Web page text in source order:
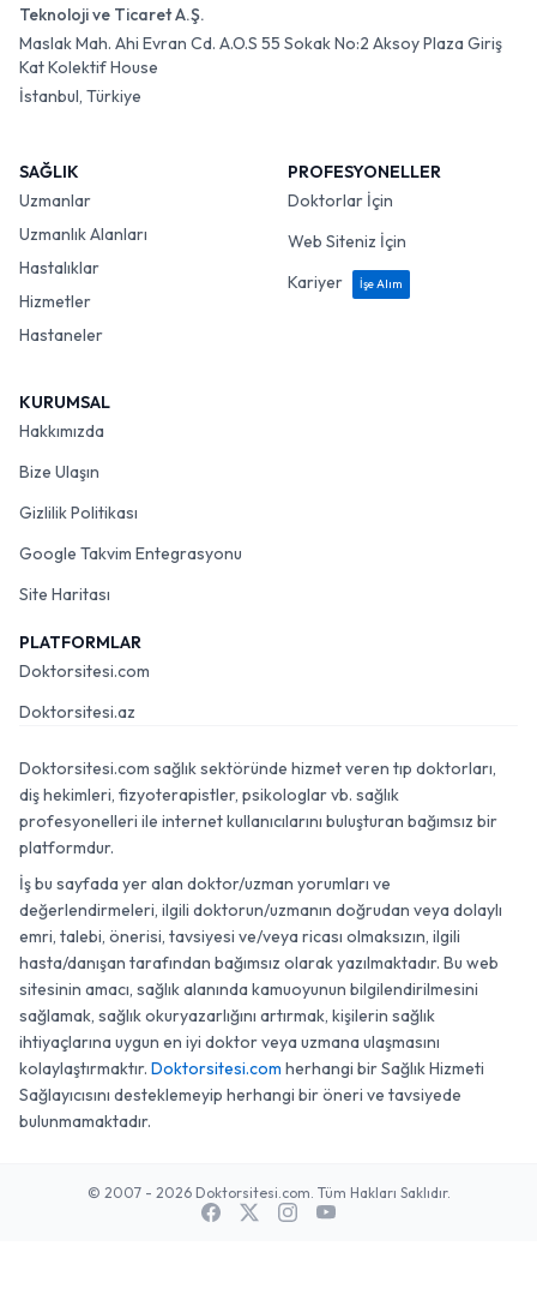
Teknoloji ve Ticaret A.Ş.
Maslak Mah. Ahi Evran Cd. A.O.S 55 Sokak No:2 Aksoy Plaza Giriş
Kat Kolektif House
İstanbul, Türkiye
SAĞLIK
Uzmanlar
Uzmanlık Alanları
Hastalıklar
Hizmetler
Hastaneler
PROFESYONELLER
Doktorlar İçin
Web Siteniz İçin
Kariyer
İşe Alım
KURUMSAL
Hakkımızda
Bize Ulaşın
Gizlilik Politikası
Google Takvim Entegrasyonu
Site Haritası
PLATFORMLAR
Doktorsitesi.com
Doktorsitesi.az
Doktorsitesi.com sağlık sektöründe hizmet veren tıp doktorları,
diş hekimleri, fizyoterapistler, psikologlar vb. sağlık
profesyonelleri ile internet kullanıcılarını buluşturan bağımsız bir
platformdur.
İş bu sayfada yer alan doktor/uzman yorumları ve
değerlendirmeleri, ilgili doktorun/uzmanın doğrudan veya dolaylı
emri, talebi, önerisi, tavsiyesi ve/veya ricası olmaksızın, ilgili
hasta/danışan tarafından bağımsız olarak yazılmaktadır. Bu web
sitesinin amacı, sağlık alanında kamuoyunun bilgilendirilmesini
sağlamak, sağlık okuryazarlığını artırmak, kişilerin sağlık
ihtiyaçlarına uygun en iyi doktor veya uzmana ulaşmasını
kolaylaştırmaktır. Doktorsitesi.com herhangi bir Sağlık Hizmeti
Sağlayıcısını desteklemeyip herhangi bir öneri ve tavsiyede
bulunmamaktadır.
© 2007 - 2026 Doktorsitesi.com. Tüm Hakları Saklıdır.